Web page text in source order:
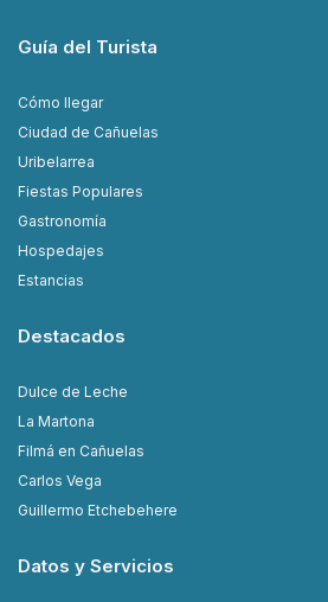
Guía del Turista
Cómo llegar
Ciudad de Cañuelas
Uribelarrea
Fiestas Populares
Gastronomía
Hospedajes
Estancias
Destacados
Dulce de Leche
La Martona
Filmá en Cañuelas
Carlos Vega
Guillermo Etchebehere
Datos y Servicios